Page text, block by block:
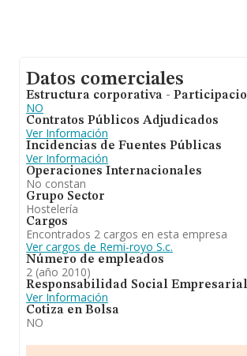
Datos comerciales
Estructura corporativa -
NO
Contratos Públicos Adjudicados
Ver Información
Incidencias de Fuentes Públicas
Ver Información
Operaciones Internacionales
No constan
Grupo Sector
Hostelería
Cargos
Encontrados 2 cargos en esta empresa
Ver cargos de Remi-royo S.c.
Número de empleados
2 (año 2010)
Responsabilidad Social Empresarial
Ver Información
Cotiza en Bolsa
NO